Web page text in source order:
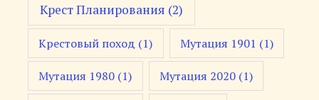
Крест Планирования (2)
Крестовый поход (1) Мутация 1901 (1)
Мутация 1980 (1) Мутация 2020 (1)